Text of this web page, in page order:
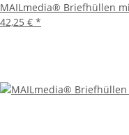
MAILmedia® legt
Die MAILmedia®
Wahl für alle,
MAILmedia® Briefhüllen
42,25 € *